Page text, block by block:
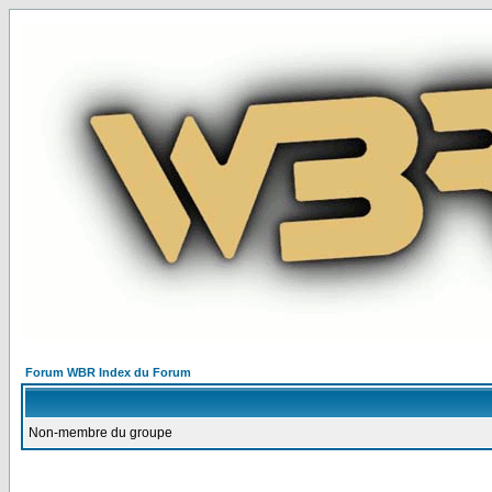
Forum WBR Index du Forum
Non-membre du groupe